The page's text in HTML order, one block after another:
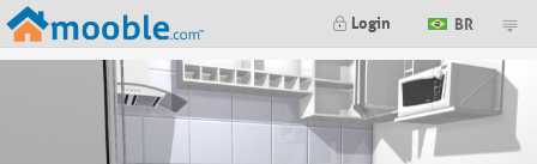
Login BR